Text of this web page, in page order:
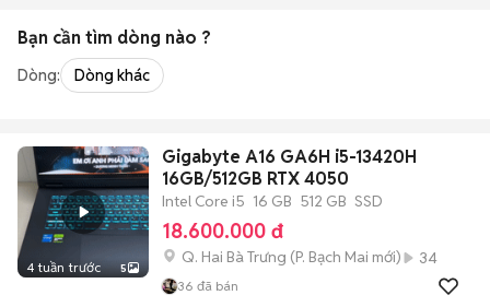
Bạn cần tìm dòng nào ?
Dòng: Dòng khác
4 tuần trước 5
Gigabyte A16 GA6H i5-13420H
16GB/512GB RTX 4050
Intel Core i5 16 GB 512 GB SSD
18.600.000 đ
Q. Hai Bà Trưng (P. Bạch Mai mới) 34
36 đã bán